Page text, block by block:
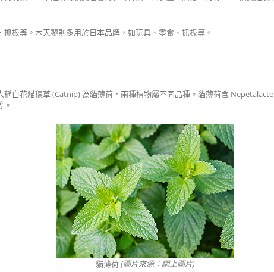
板等。木天蓼則多用於日本品牌，如玩具、零食、抓板等。
白花貓穗草 (Catnip) 為貓薄荷，兩種植物屬不同品種。貓薄荷含
。
貓薄荷(圖片來源：網上圖片)